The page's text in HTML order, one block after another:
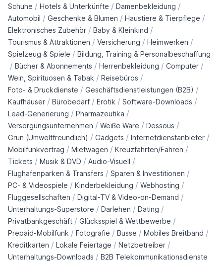
Schuhe / Hotels & Unterkünfte / Damenbekleidung /
Automobil / Geschenke & Blumen / Haustiere & Tierpflege /
Elektronisches Zubehör / Baby & Kleinkind /
Tourismus & Attraktionen / Versicherung / Heimwerken /
Spielzeug & Spiele / Bildung, Training & Personalbeschaffung
/ Bücher & Abonnements / Herrenbekleidung / Computer /
Wein, Spirituosen & Tabak / Reisebüros /
Foto- & Druckdienste / Geschäftsdienstleistungen (B2B) /
Kaufhäuser / Bürobedarf / Erotik / Software-Downloads /
Lead-Generierung / Pharmazeutika /
Versorgungsunternehmen / Weiße Ware / Dessous /
Grün (Umweltfreundlich) / Gadgets / Internetdienstanbieter /
Mobilfunkvertrag / Mietwagen / Kreuzfahrten/Fähren /
Tickets / Musik & DVD / Audio-Visuell /
Flughafenparken & Transfers / Sparen & Investitionen /
PC- & Videospiele / Kinderbekleidung / Webhosting /
Fluggesellschaften / Digital-TV & Video-on-Demand /
Unterhaltungs-Superstore / Darlehen / Dating /
Privatbankgeschäft / Glücksspiel & Wettbewerbe /
Prepaid-Mobilfunk / Fotografie / Busse / Mobiles Breitband /
Kreditkarten / Lokale Feiertage / Netzbetreiber /
Unterhaltungs-Downloads / B2B Telekommunikationsdienste